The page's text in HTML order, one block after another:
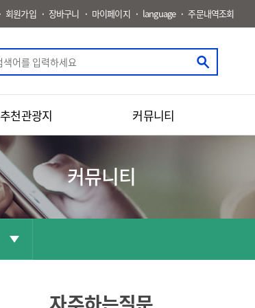
회원가입 장바구니 마이페이지 language 주문내역조회
추천관광지 커뮤니티
커뮤니티